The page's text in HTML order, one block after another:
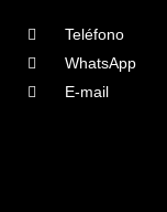
Teléfono
WhatsApp
E-mail